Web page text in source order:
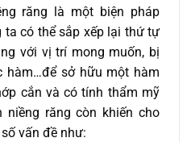
răng là một biện pháp
có thể sắp xếp lại thứ tự
với vị trí mong muốn, bị
hàm…để sở hữu một hàm
cắn và có tính thẩm mỹ
niềng răng còn khiến cho
vấn đề như: